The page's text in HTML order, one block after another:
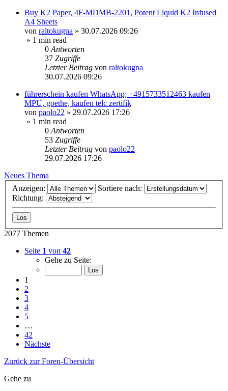
Buy K2 Paper, 4F‑MDMB‑2201, Potent Liquid K2 Infused
A4 Sheets
von raltokugna » 30.07.2026 09:26
» 1 min read
0 Antworten
37 Zugriffe
Letzter Beitrag von raltokugna
30.07.2026 09:26
führerschein kaufen WhatsApp; +4915733512463 kaufen
MPU, goethe, kaufen telc zertifik
von paolo22 » 29.07.2026 17:26
» 1 min read
0 Antworten
53 Zugriffe
Letzter Beitrag von paolo22
29.07.2026 17:26
Neues Thema
Anzeigen:
Sortiere nach:
Richtung:
2077 Themen
Seite 1 von 42
Gehe zu Seite:
1
2
3
4
5
…
42
Nächste
Zurück zur Foren-Übersicht
Gehe zu